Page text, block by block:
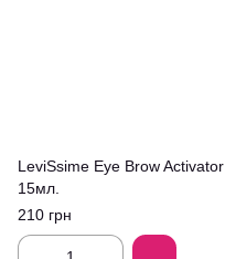
LeviSsime Eye Brow Activator
15мл.
210 грн